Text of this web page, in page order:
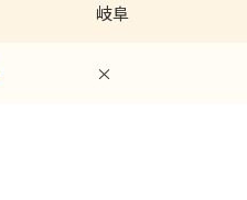
岐阜
×